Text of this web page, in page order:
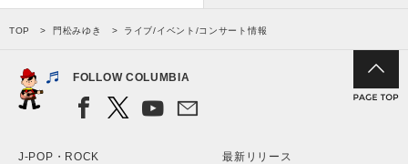
TOP 門松みゆき ライブ/イベント/コンサート情報
FOLLOW COLUMBIA
J-POP・ROCK
最新リリース